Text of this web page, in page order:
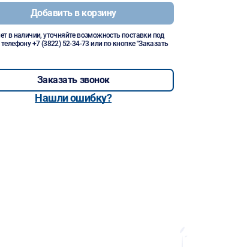
Добавить в корзину
в наличии, уточняйте возможность поставки под
телефону+7 (3822) 52-34-73 или по кнопке "Заказать
Заказать звонок
Нашли ошибку?